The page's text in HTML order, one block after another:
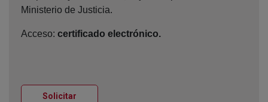
Ministerio de Justicia.
Acceso: certificado electrónico.
Solicitar